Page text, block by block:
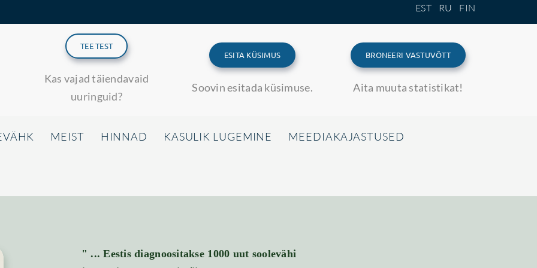
EST RU FIN
TEE TEST
Kas vajad täiendavaid
uuringuid?
ESITA KÜSIMUS
Soovin esitada küsimuse.
BRONEERI VASTUVÕTT
Aita muuta statistikat!
MEIST HINNAD KASULIK LUGEMINE MEEDIAKAJASTUSED
" ... Eestis diagnoositakse 1000 uut soolevähi